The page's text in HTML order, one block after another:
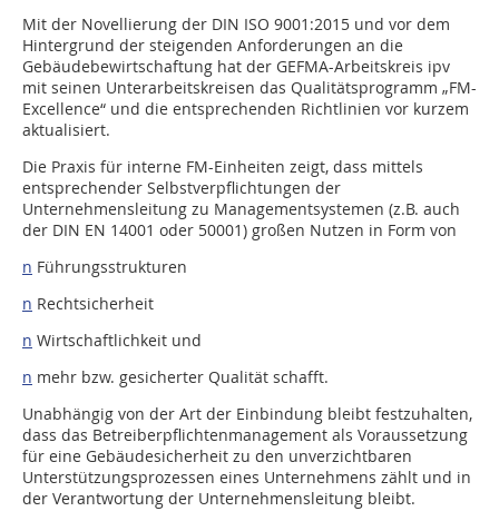
Mit der Novellierung der DIN ISO 9001:2015 und vor dem
Hintergrund der steigenden Anforderungen an die
Gebäudebewirtschaftung hat der GEFMA-Arbeitskreis ipv
mit seinen Unterarbeitskreisen das Qualitätsprogramm „FM-
Excellence“ und die entsprechenden Richtlinien vor kurzem
aktualisiert.
Die Praxis für interne FM-Einheiten zeigt, dass mittels
entsprechender Selbstverpflichtungen der
Unternehmensleitung zu Managementsystemen (z.B. auch
der DIN EN 14001 oder 50001) großen Nutzen in Form von
n Führungsstrukturen
n Rechtsicherheit
n Wirtschaftlichkeit und
n mehr bzw. gesicherter Qualität schafft.
Unabhängig von der Art der Einbindung bleibt festzuhalten,
dass das Betreiberpflichtenmanagement als Voraussetzung
für eine Gebäudesicherheit zu den unverzichtbaren
Unterstützungsprozessen eines Unternehmens zählt und in
der Verantwortung der Unternehmensleitung bleibt.